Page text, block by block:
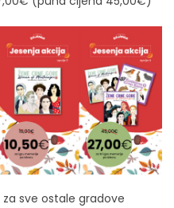
sve ostale gradove